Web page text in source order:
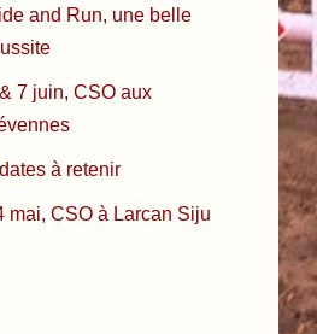
and Run, une belle
7 juin, CSO aux
à retenir
mai, CSO à Larcan Siju